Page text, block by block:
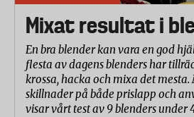
Mixat resultat i
En bra blender kan vara en god
flesta av dagens blenders har
krossa, hacka och mixa det mesta.
skillnader på både prislapp och
visar vårt test av 9 blenders under